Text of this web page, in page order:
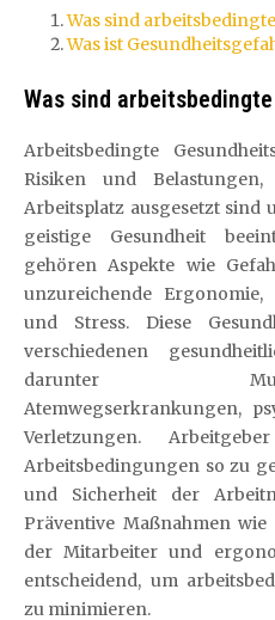
Was sind
Was ist
Was sind
Arbeitsbedingte
Risiken und
Arbeitsplatz ausgesetzt
geistige Gesundheit
gehören Aspekte wie
unzureichende Ergonomie,
und Stress. Diese
verschiedenen
darunter Muskel-
Atemwegserkrankungen,
Verletzungen.
Arbeitsbedingungen so zu
und Sicherheit der
Präventive Maßnahmen
der Mitarbeiter und
entscheidend, um
zu minimieren.